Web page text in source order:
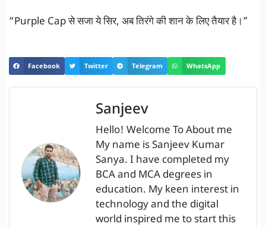
“Purple Cap से सजा ये सिर, अब तिरंगे की शान के लिए तैयार है।”
Facebook Twitter Telegram WhatsApp
Sanjeev
Hello! Welcome To About me
My name is Sanjeev Kumar
Sanya. I have completed my
BCA and MCA degrees in
education. My keen interest in
technology and the digital
world inspired me to start this